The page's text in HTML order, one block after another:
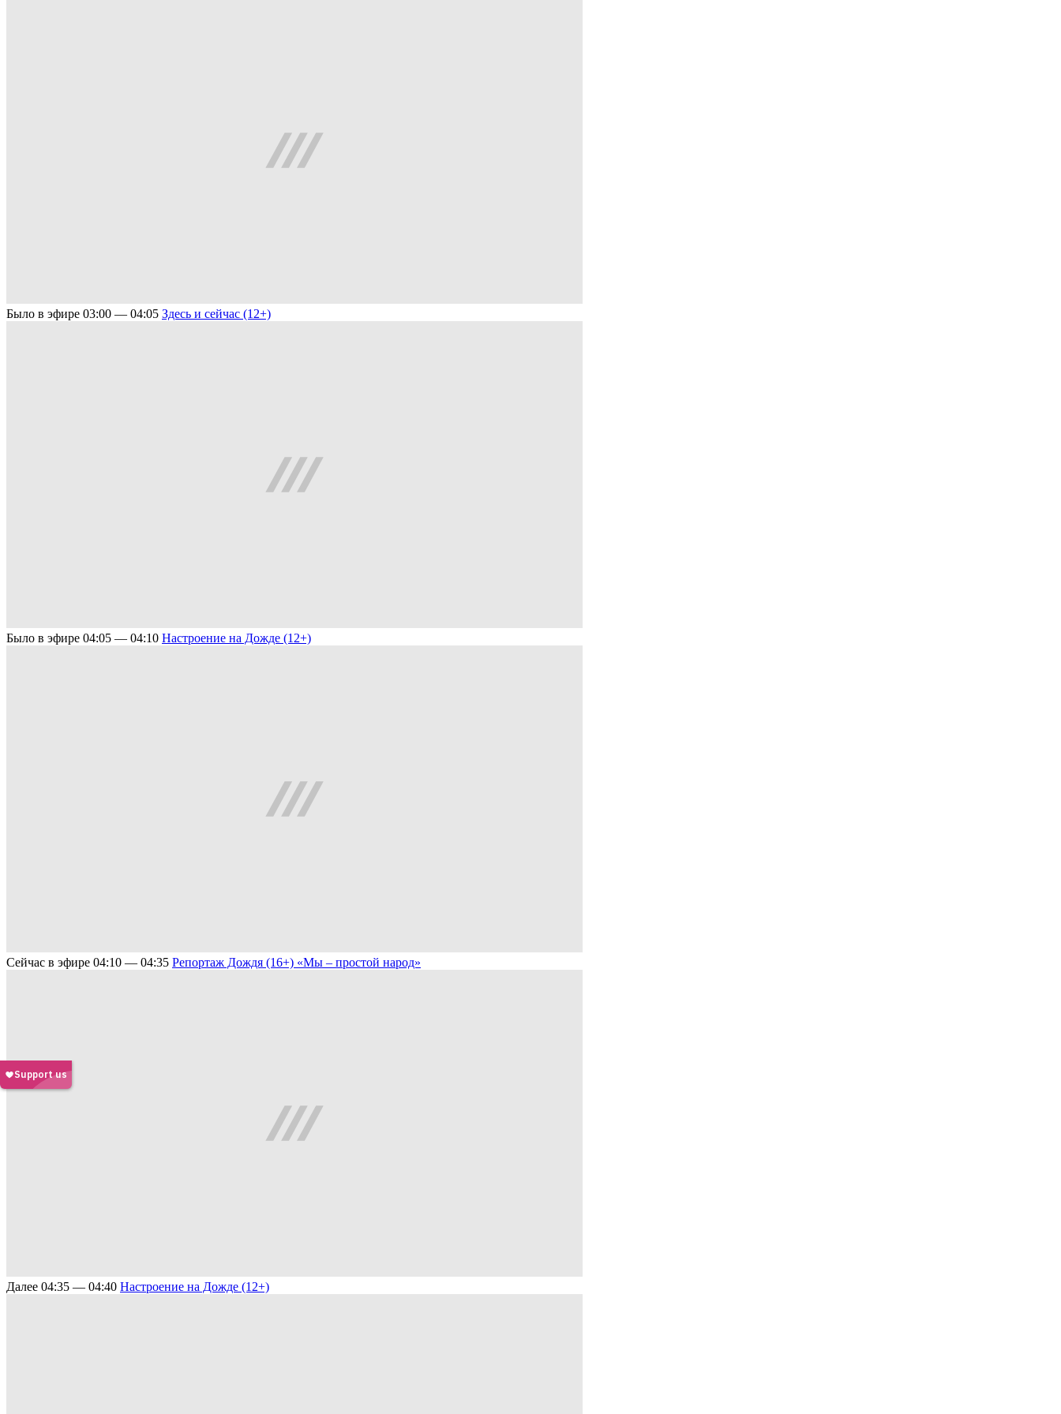
Было в эфире 03:00 — 04:05 Здесь и сейчас (12+)
Было в эфире 04:05 — 04:10 Настроение на Дожде (12+)
Сейчас в эфире 04:10 — 04:35 Репортаж Дождя (16+) «Мы – простой народ»
Далее 04:35 — 04:40 Настроение на Дожде (12+)